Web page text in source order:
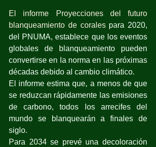
El informe Proyecciones del futuro
blanqueamiento de corales para 2020,
del PNUMA, establece que los eventos
globales de blanqueamiento pueden
convertirse en la norma en las próximas
décadas debido al cambio climático.
El informe estima que, a menos de que
se reduzcan rápidamente las emisiones
de carbono, todos los arrecifes del
mundo se blanquearán a finales de
siglo.
Para 2034 se prevé una decoloración